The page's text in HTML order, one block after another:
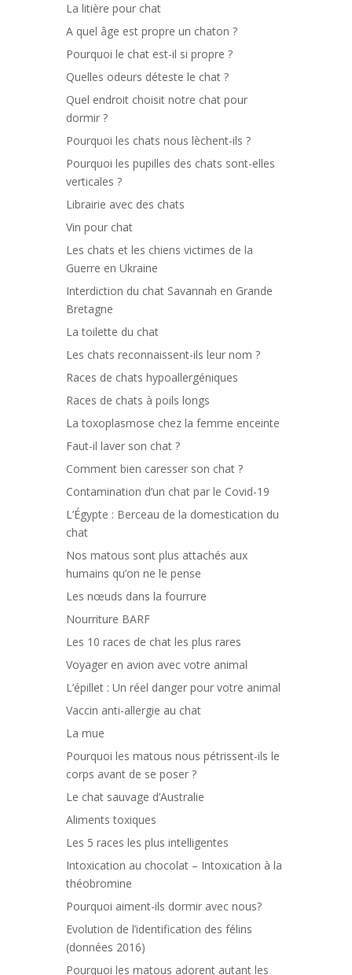
La litière pour chat
A quel âge est propre un chaton ?
Pourquoi le chat est-il si propre ?
Quelles odeurs déteste le chat ?
Quel endroit choisit notre chat pour
dormir ?
Pourquoi les chats nous lèchent-ils ?
Pourquoi les pupilles des chats sont-elles
verticales ?
Librairie avec des chats
Vin pour chat
Les chats et les chiens victimes de la
Guerre en Ukraine
Interdiction du chat Savannah en Grande
Bretagne
La toilette du chat
Les chats reconnaissent-ils leur nom ?
Races de chats hypoallergéniques
Races de chats à poils longs
La toxoplasmose chez la femme enceinte
Faut-il laver son chat ?
Comment bien caresser son chat ?
Contamination d’un chat par le Covid-19
L’Égypte : Berceau de la domestication du
chat
Nos matous sont plus attachés aux
humains qu’on ne le pense
Les nœuds dans la fourrure
Nourriture BARF
Les 10 races de chat les plus rares
Voyager en avion avec votre animal
L’épillet : Un réel danger pour votre animal
Vaccin anti-allergie au chat
La mue
Pourquoi les matous nous pétrissent-ils le
corps avant de se poser ?
Le chat sauvage d’Australie
Aliments toxiques
Les 5 races les plus intelligentes
Intoxication au chocolat – Intoxication à la
théobromine
Pourquoi aiment-ils dormir avec nous?
Evolution de l’identification des félins
(données 2016)
Pourquoi les matous adorent autant les